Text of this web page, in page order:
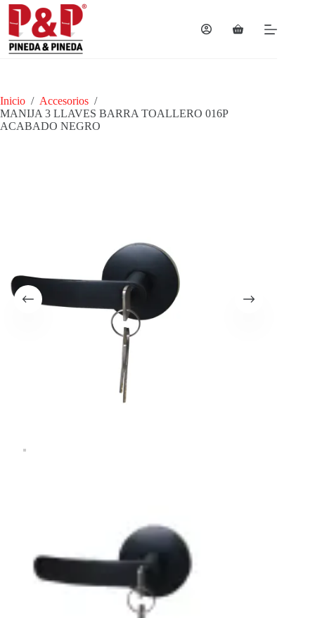
Saltar
contenido
Carro
Inicio / Accesorios /
MANIJA 3 LLAVES BARRA TOALLERO 016P
ACABADO NEGRO